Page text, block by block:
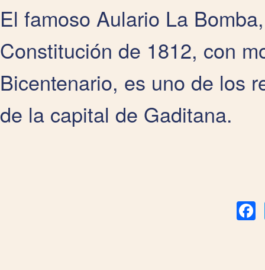
El famoso Aulario La
Constitución de 1812, con
Bicentenario, es uno de los
de la capital de Gaditana.